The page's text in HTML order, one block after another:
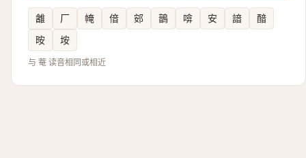
䨄 厂 㡋 偣 䢿 鶕 啽 安 諳
䤃
㫨
垵
与 菴 读音相同或相近